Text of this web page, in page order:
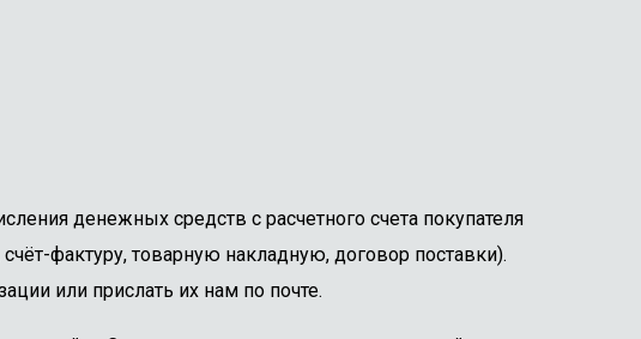
денежных средств с расчетного счета покупателя
фактуру, товарную накладную, договор поставки).
или прислать их нам по почте.